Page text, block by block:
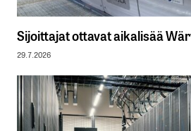
Sijoittajat ottavat aikalisää
29.7.2026